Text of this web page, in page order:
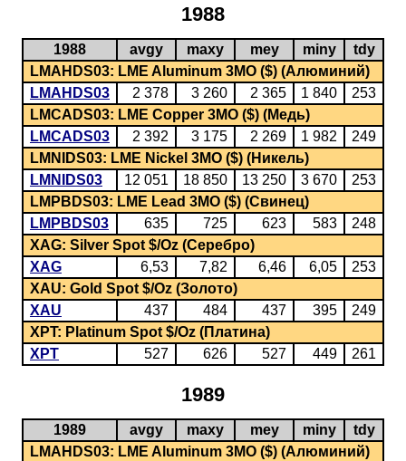
1988
1988 avgy maxy mey miny
tdy
LMAHDS03: LME Aluminum 3MO ($) (Алюминий)
LMAHDS03
2 378 3 260 2 365 1 840
253
LMCADS03: LME Copper 3MO ($) (Медь)
LMCADS03
2 392 3 175 2 269 1 982
249
LMNIDS03: LME Nickel 3MO ($) (Никель)
LMNIDS03
12 051 18 850 13 250 3 670
253
LMPBDS03: LME Lead 3MO ($) (Свинец)
LMPBDS03
635 725 623 583
248
XAG: Silver Spot $/Oz (Серебро)
XAG
6,53 7,82 6,46 6,05
253
XAU: Gold Spot $/Oz (Золото)
XAU
437 484 437 395
249
XPT: Platinum Spot $/Oz (Платина)
XPT
527 626 527 449 261
1989
1989 avgy maxy mey miny
tdy
LMAHDS03: LME Aluminum 3MO ($) (Алюминий)